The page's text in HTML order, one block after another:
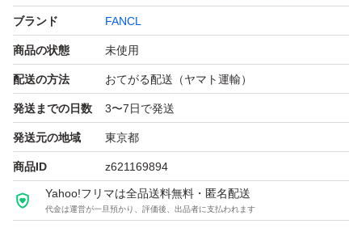
ブランド FANCL
商品の状態 未使用
配送の方法 おてがる配送（ヤマト運輸）
発送までの日数 3〜7日で発送
発送元の地域 東京都
商品ID z621169894
Yahoo!フリマは全品送料無料・匿名配送
代金は運営が一旦預かり、評価後、出品者に支払われます